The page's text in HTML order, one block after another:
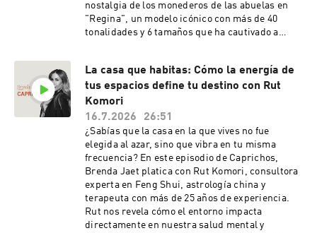
nostalgia de los monederos de las abuelas en
"Regina", un modelo icónico con más de 40
tonalidades y 6 tamaños que ha cautivado a
qué una comunidad fiel y cercana de 50 mil
seguidores que compran supera a millones de
interacciones vacías, cómo el trato
personalizado a través de videollamadas y DMs
es la máxima expresión del lujo petite, y los
secretos detrás de la producción artesanal en
León, Guanajuato.
La casa que habitas: Cómo la energía de
tus espacios define tu destino con Rut
Komori
16.7.2026
26:51
¿Sabías que la casa en la que vives no fue
elegida al azar, sino que vibra en tu misma
frecuencia? En este episodio de Caprichos,
Brenda Jaet platica con Rut Komori, consultora
experta en Feng Shui, astrología china y
terapeuta con más de 25 años de experiencia.
Rut nos revela cómo el entorno impacta
directamente en nuestra salud mental y